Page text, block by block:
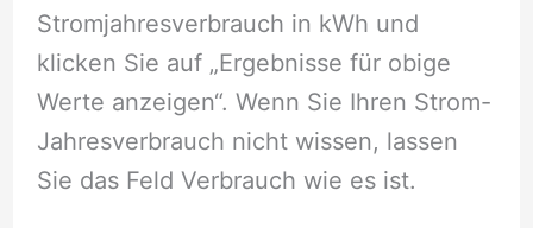
Stromjahresverbrauch in kWh und
klicken Sie auf „Ergebnisse für obige
Werte anzeigen“. Wenn Sie Ihren Strom-
Jahresverbrauch nicht wissen, lassen
Sie das Feld Verbrauch wie es ist.